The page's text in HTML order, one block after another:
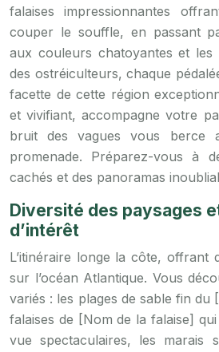
falaises impressionnantes
couper le souffle, en passant
aux couleurs chatoyantes et les
des ostréiculteurs, chaque
facette de cette région
et vivifiant, accompagne votre
bruit des vagues vous berce
promenade. Préparez-vous à
cachés et des panoramas
Diversité des paysages
d’intérêt
L’itinéraire longe la côte, offrant
sur l’océan Atlantique. Vous
variés : les plages de sable fin du
falaises de [Nom de la falaise]
vue spectaculaires, les marais